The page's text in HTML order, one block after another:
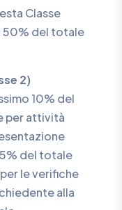
Classe
50% del totale
2)
10% del
per attività
del totale
le verifiche
alla